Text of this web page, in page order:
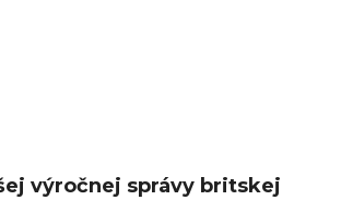
výročnej správy britskej